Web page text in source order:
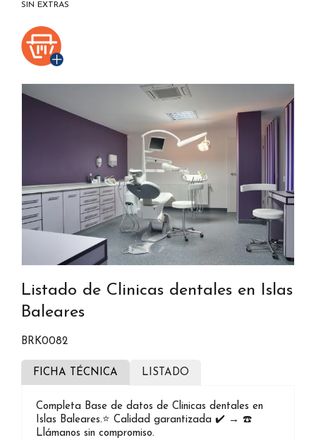
SIN EXTRAS
Listado de Clinicas dentales en Islas
Baleares
BRK0082
FICHA TÉCNICA LISTADO
Completa Base de datos de Clinicas dentales en
Islas Baleares.⭐️ Calidad garantizada ✔️ → ☎️
Llámanos sin compromiso.